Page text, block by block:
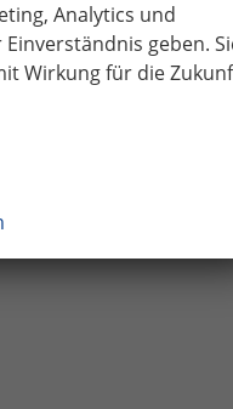
Analytics und
geben.
Wirkung für die